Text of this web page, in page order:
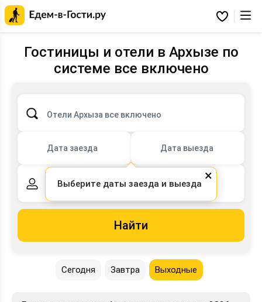
Избранное
Гостиницы и отели в Архызе по
системе все включено
Отели Архыза все включено
Дата заезда Дата выезда
2 взрослых,0 детей
Найти
Сегодня Завтра Выходные
×
Выберите даты заезда и выезда